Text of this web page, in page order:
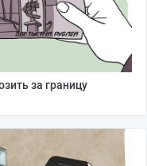
за границу